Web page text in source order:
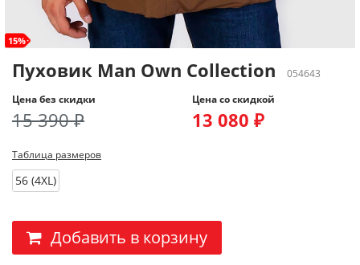
15%
Пуховик Man Own Collection
054643
Цена без скидки
15 390 ₽
Цена со скидкой
13 080 ₽
Таблица размеров
56 (4XL)
Добавить в корзину